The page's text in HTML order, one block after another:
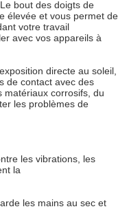
bout des doigts de
élevée et vous permet de
votre travail
avec vos appareils à
directe au soleil,
de contact avec des
matériaux corrosifs, du
les problèmes de
les vibrations, les
la
les mains au sec et